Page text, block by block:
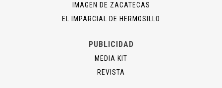
IMAGEN DE ZACATECAS
EL IMPARCIAL DE HERMOSILLO
PUBLICIDAD
MEDIA KIT
REVISTA